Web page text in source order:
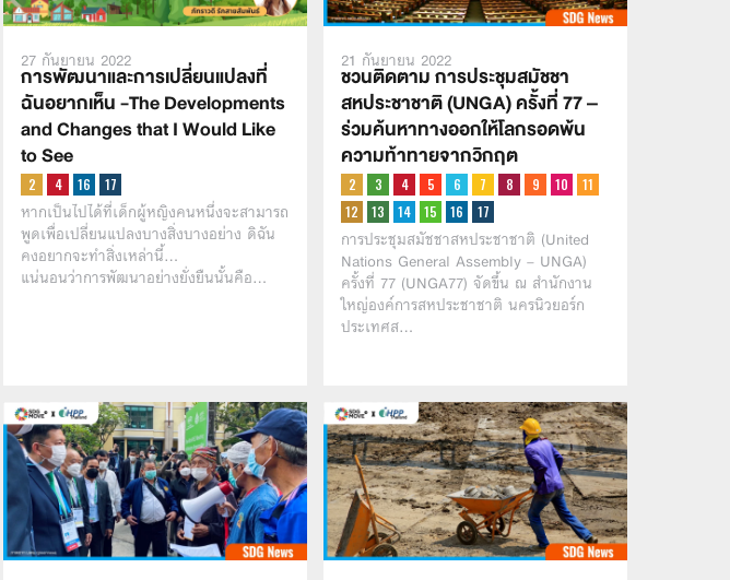
27 กันยายน 2022
การพัฒนาและการเปลี่ยนแปลงที่
ฉันอยากเห็น -The Developments
and Changes that I Would Like
to See
หากเป็นไปได้ที่เด็กผู้หญิงคนหนึ่งจะสามารถ
พูดเพื่อเปลี่ยนแปลงบางสิ่งบางอย่าง ดิฉัน
คงอยากจะทำสิ่งเหล่านี้…
แน่นอนว่าการพัฒนาอย่างยั่งยืนนั้นคือ…
21 กันยายน 2022
ชวนติดตาม การประชุมสมัชชา
สหประชาชาติ (UNGA) ครั้งที่ 77 –
ร่วมค้นหาทางออกให้โลกรอดพ้น
ความท้าทายจากวิกฤต
การประชุมสมัชชาสหประชาชาติ (United
Nations General Assembly – UNGA)
ครั้งที่ 77 (UNGA77) จัดขึ้น ณ สำนักงาน
ใหญ่องค์การสหประชาชาติ นครนิวยอร์ก
ประเทศส…